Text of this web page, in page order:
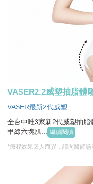
VASER2.2威塑抽脂體
VASER最新2代威塑
全台中唯3家新2代威塑抽
甲線六塊肌... 繼續閱讀
*療程效果因人而異，請向醫師諮